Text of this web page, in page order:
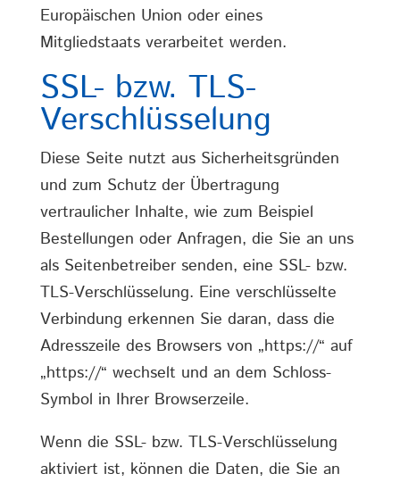
Europäischen Union oder eines
Mitgliedstaats verarbeitet werden.
SSL- bzw. TLS-
Verschlüsselung
Diese Seite nutzt aus Sicherheitsgründen
und zum Schutz der Übertragung
vertraulicher Inhalte, wie zum Beispiel
Bestellungen oder Anfragen, die Sie an uns
als Seitenbetreiber senden, eine SSL- bzw.
TLS-Verschlüsselung. Eine verschlüsselte
Verbindung erkennen Sie daran, dass die
Adresszeile des Browsers von „https://“ auf
„https://“ wechselt und an dem Schloss-
Symbol in Ihrer Browserzeile.
Wenn die SSL- bzw. TLS-Verschlüsselung
aktiviert ist, können die Daten, die Sie an